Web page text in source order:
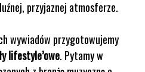
przyjaznej atmosferze.
wywiadów przygotowujemy
lifestyle’owe. Pytamy w